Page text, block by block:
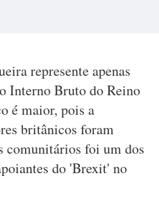
represente apenas
Interno Bruto do Reino
é maior, pois a
britânicos foram
comunitários foi um dos
do 'Brexit' no